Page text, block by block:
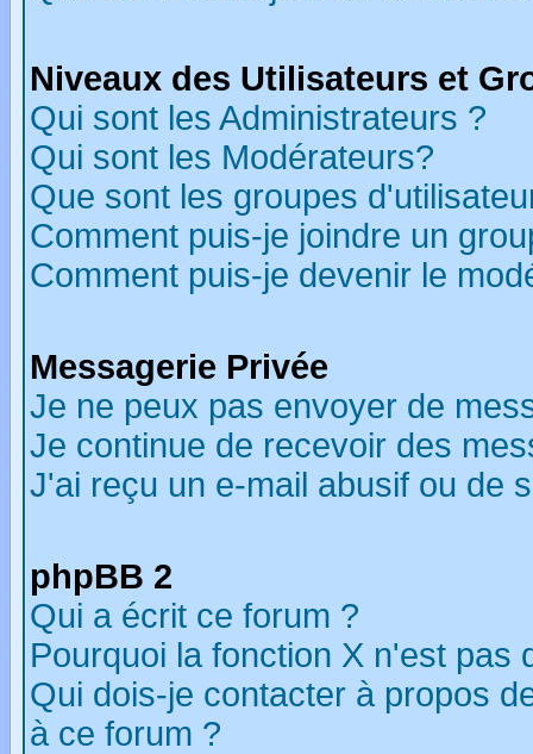
Niveaux des Utilisateurs et
Qui sont les Administrateurs ?
Qui sont les Modérateurs?
Que sont les groupes
Comment puis-je joindre un
Comment puis-je devenir le
Messagerie Privée
Je ne peux pas envoyer de
Je continue de recevoir des
J'ai reçu un e-mail abusif ou de
phpBB 2
Qui a écrit ce forum ?
Pourquoi la fonction X n'est pas
Qui dois-je contacter à propos
à ce forum ?